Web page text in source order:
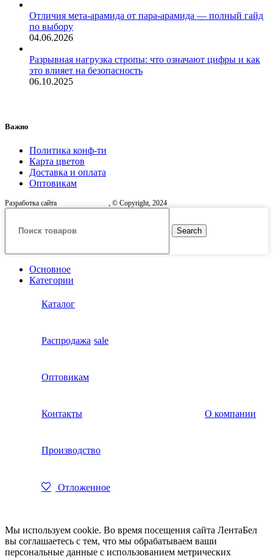
Отличия мета-арамида от пара-арамида — полный гайд
по выбору
04.06.2026
Разрывная нагрузка стропы: что означают цифры и как
это влияет на безопасность
06.10.2025
Важно
Политика конф-ти
Карта цветов
Доставка и оплата
Оптовикам
Разработка сайта , © Copyright, 2024
Search
Основное
Категории
Каталог
Распродажа sale
Оптовикам
Контакты О компании
Производство
Отложенное
Мы используем cookie. Во время посещения сайта ЛентаБел
вы соглашаетесь с тем, что мы обрабатываем ваши
персональные данные с использованием метрических